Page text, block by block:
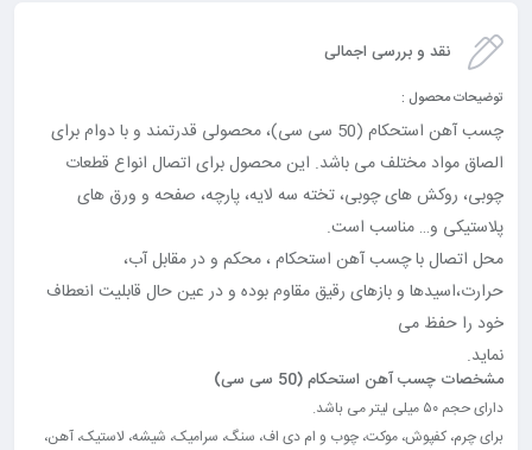
نقد و بررسی اجمالی
توضیحات محصول :
چسب آهن استحکام (50 سی سی)، محصولی قدرتمند و با دوام برای
الصاق مواد مختلف می باشد. این محصول برای اتصال انواع قطعات
چوبی، روکش های چوبی، تخته سه لایه، پارچه، صفحه و ورق های
پلاستیکی و… مناسب است.
محل اتصال با چسب آهن استحکام ، محکم و در مقابل آب،
حرارت،اسیدها و بازهای رقیق مقاوم بوده و در عین حال قابلیت انعطاف
خود را حفظ می
نماید.
مشخصات چسب آهن استحکام (50 سی سی)
دارای حجم ۵۰ میلی لیتر می باشد.
برای چرم، کفپوش، موکت، چوب و ام دی اف، سنگ، سرامیک، شیشه، لاستیک، آهن،